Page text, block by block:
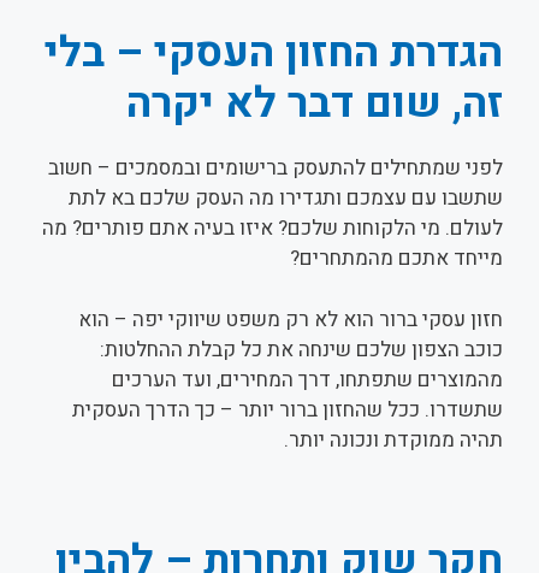
הגדרת החזון העסקי – בלי
זה, שום דבר לא יקרה
לפני שמתחילים להתעסק ברישומים ובמסמכים – חשוב
שתשבו עם עצמכם ותגדירו מה העסק שלכם בא לתת
לעולם. מי הלקוחות שלכם? איזו בעיה אתם פותרים? מה
מייחד אתכם מהמתחרים?
חזון עסקי ברור הוא לא רק משפט שיווקי יפה – הוא
כוכב הצפון שלכם שינחה את כל קבלת ההחלטות:
מהמוצרים שתפתחו, דרך המחירים, ועד הערכים
שתשדרו. ככל שהחזון ברור יותר – כך הדרך העסקית
תהיה ממוקדת ונכונה יותר.